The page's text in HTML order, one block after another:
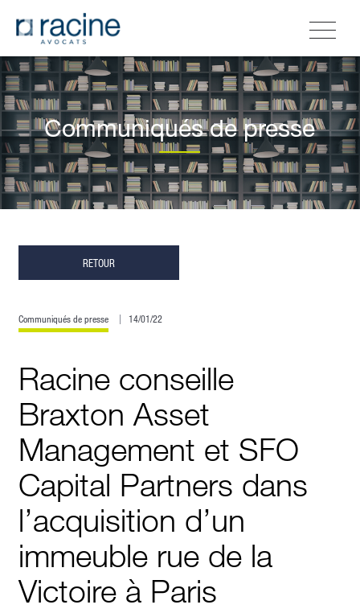
Communiqués de presse
RETOUR
Communiqués de presse 14/01/22
Racine conseille
Braxton Asset
Management et SFO
Capital Partners dans
l’acquisition d’un
immeuble rue de la
Victoire à Paris